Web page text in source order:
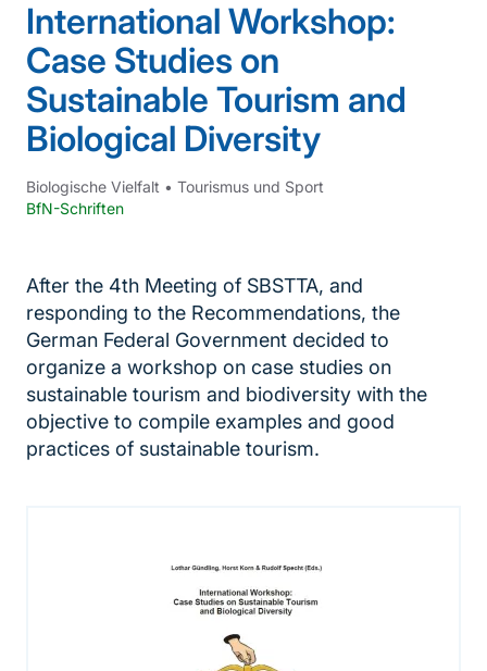
International Workshop:
Case Studies on
Sustainable Tourism and
Biological Diversity
Biologische Vielfalt • Tourismus und Sport
BfN-Schriften
After the 4th Meeting of SBSTTA, and
responding to the Recommendations, the
German Federal Government decided to
organize a workshop on case studies on
sustainable tourism and biodiversity with the
objective to compile examples and good
practices of sustainable tourism.